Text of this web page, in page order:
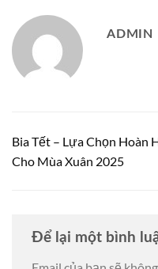
ADMIN
Bia Tết – Lựa Chọn Hoàn
Cho Mùa Xuân 2025
Để lại một bình